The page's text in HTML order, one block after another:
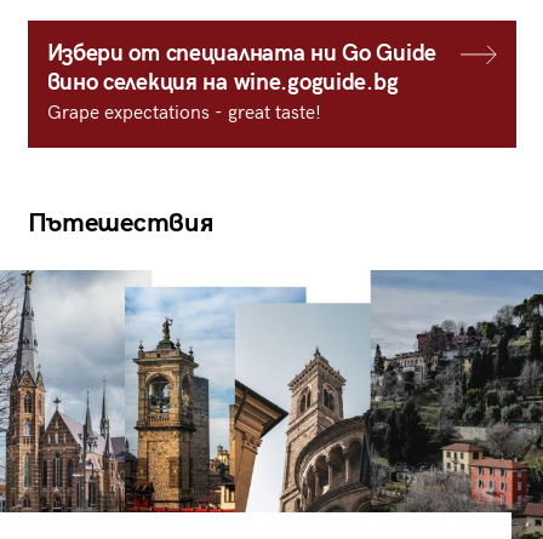
Избери от специалната ни Go Guide
вино селекция на wine.goguide.bg
Grape expectations - great taste!
Пътешествия